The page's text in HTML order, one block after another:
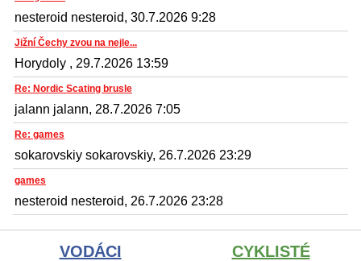
nesteroid nesteroid, 30.7.2026 9:28
Jižní Čechy zvou na nejle...
Horydoly , 29.7.2026 13:59
Re: Nordic Scating brusle
jalann jalann, 28.7.2026 7:05
Re: games
sokarovskiy sokarovskiy, 26.7.2026 23:29
games
nesteroid nesteroid, 26.7.2026 23:28
VODÁCI CYKLISTÉ